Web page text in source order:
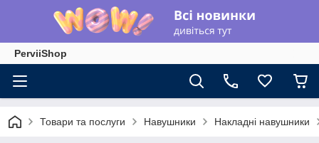
PerviiShop
Товари та послуги Навушники Накладні навушники